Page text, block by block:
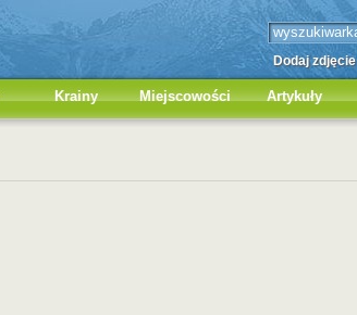
Dodaj zdjęcie
Krainy Miejscowości Artykuły